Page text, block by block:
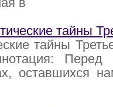
тайны
тайны
Перед
оставшихся